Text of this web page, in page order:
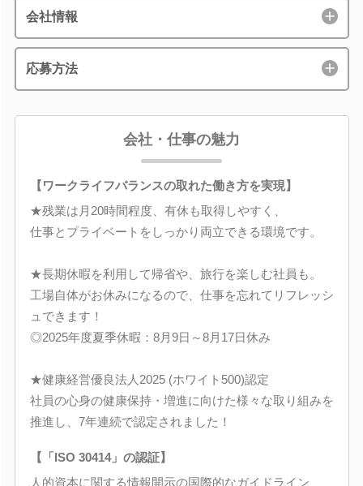
会社情報
応募方法
会社・仕事の魅力
【ワークライフバランスの取れた働き方を実現】
★残業は月20時間程度、有休も取得しやすく、
仕事とプライベートをしっかり両立できる環境です。
★長期休暇を利用して帰省や、旅行を楽しむ社員も。
工場自体がお休みになるので、仕事を忘れてリフレッシ
ュできます！
◎2025年度夏季休暇：8月9日～8月17日休み
★健康経営優良法人2025 (ホワイト500)認定
社員の心身の健康保持・増進に向けた様々な取り組みを
推進し、7年連続で認定されました！
【「ISO 30414」の認証】
人的資本に関する情報開示の国際的なガイドライン